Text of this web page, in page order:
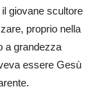
giovane scultore
proprio nella
a grandezza
essere Gesù